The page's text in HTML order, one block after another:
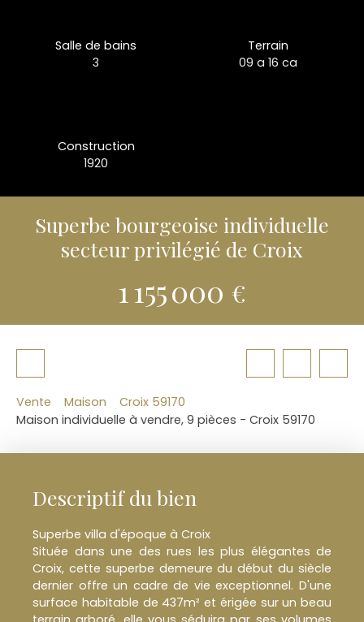
Salle de bains
3
Terrain
09 a 16 ca
Construction
1920
Superbe bourgeoise individuelle
secteur privilégié de Croix
1 155 000 €
Vente Maison
Croix 59170
Maison individuelle à vendre, 9 pièces - Croix 59170
Descriptif du bien
Superbe villa d'époque à Croix
Située dans une des rues les plus élégantes de
Croix, cette superbe demeure du début du siècle
dernier offre un cadre de vie exceptionnel. D'une
surface habitable de 437m² et érigée sur un beau